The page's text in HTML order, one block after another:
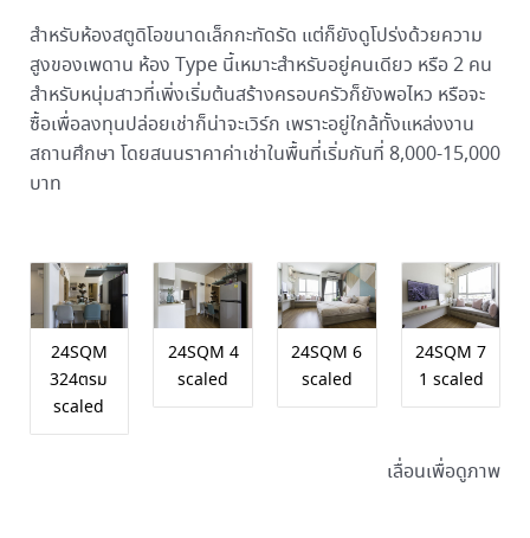
สำหรับห้องสตูดิโอขนาดเล็กกะทัดรัด แต่ก็ยังดูโปร่งด้วยความ
สูงของเพดาน ห้อง Type นี้เหมาะสำหรับอยู่คนเดียว หรือ 2 คน
สำหรับหนุ่มสาวที่เพิ่งเริ่มต้นสร้างครอบครัวก็ยังพอไหว หรือจะ
ซื้อเพื่อลงทุนปล่อยเช่าก็น่าจะเวิร์ก เพราะอยู่ใกล้ทั้งแหล่งงาน
สถานศึกษา โดยสนนราคาค่าเช่าในพื้นที่เริ่มกันที่ 8,000-15,000
บาท
24SQM
324ตรม
scaled
24SQM 4
scaled
24SQM 6
scaled
24SQM 7
1 scaled
เลื่อนเพื่อดูภาพ